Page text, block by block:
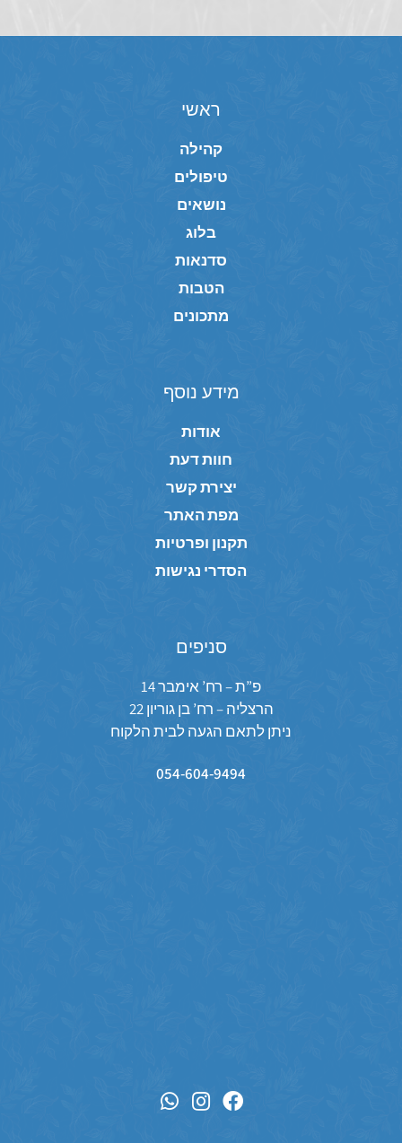
ראשי
קהילה
טיפולים
נושאים
בלוג
סדנאות
הטבות
מתכונים
מידע נוסף
אודות
חוות דעת
יצירת קשר
מפת האתר
תקנון ופרטיות
הסדרי נגישות
סניפים
פ”ת – רח’ אימבר 14
הרצליה – רח’ בן גוריון 22
ניתן לתאם הגעה לבית הלקוח
054-604-9494